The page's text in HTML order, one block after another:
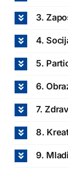
3.
4.
5.
6.
7.
8.
9.